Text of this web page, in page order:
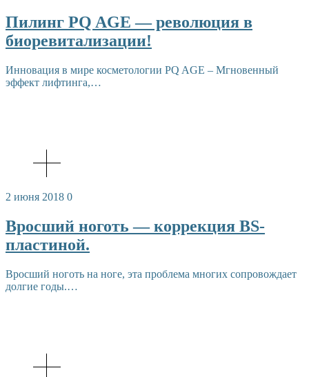
Пилинг PQ AGE — революция в
биоревитализации!
Инновация в мире косметологии PQ AGE – Мгновенный
эффект лифтинга,…
2 июня 2018 0
Вросший ноготь — коррекция BS-
пластиной.
Вросший ноготь на ноге, эта проблема многих сопровождает
долгие годы.…